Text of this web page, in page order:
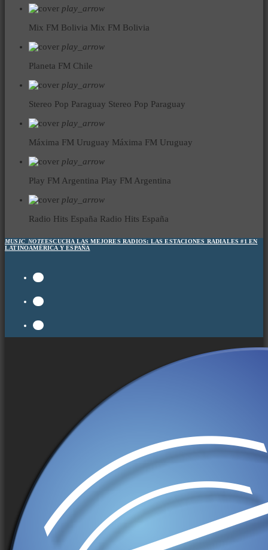
play_arrow
Mix FM Bolivia Mix FM Bolivia
play_arrow
Planeta FM Chile
play_arrow
Stereo Pop Paraguay Stereo Pop Paraguay
play_arrow
Máxima FM Uruguay Máxima FM Uruguay
play_arrow
Play FM Argentina Play FM Argentina
play_arrow
Radio Hits España Radio Hits España
MUSIC_NOTEESCUCHA LAS MEJORES RADIOS: LAS ESTACIONES RADIALES #1 EN
LATINOAMÉRICA Y ESPAÑA